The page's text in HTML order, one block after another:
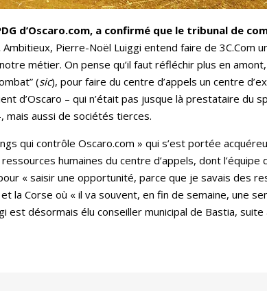
d’Oscaro.com, a confirmé que le tribunal de
Ambitieux, Pierre-Noël Luiggi entend faire de 3C.Com
métier. On pense qu’il faut réfléchir plus en
(sic), pour faire du centre d’appels un centre
d’Oscaro – qui n’était pas jusque là prestataire du
mais aussi de sociétés tierces.
qui contrôle Oscaro.com » qui s’est portée
humaines du centre d’appels, dont
« saisir une opportunité, parce que je savais des
la Corse où « il va souvent, en fin de semaine, une
est désormais élu conseiller municipal de Bastia,